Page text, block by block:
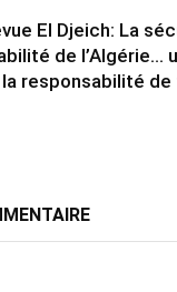
El Djeich: La
de l’Algérie…
responsabilité de